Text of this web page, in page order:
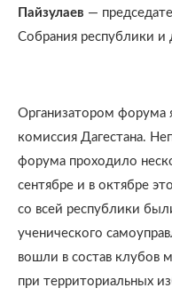
Пайзулаев —
Собрания республики и
Организатором форума
комиссия Дагестана.
форума проходило
сентябре и в октябре
со всей республики
ученического
вошли в состав клубов
при территориальных